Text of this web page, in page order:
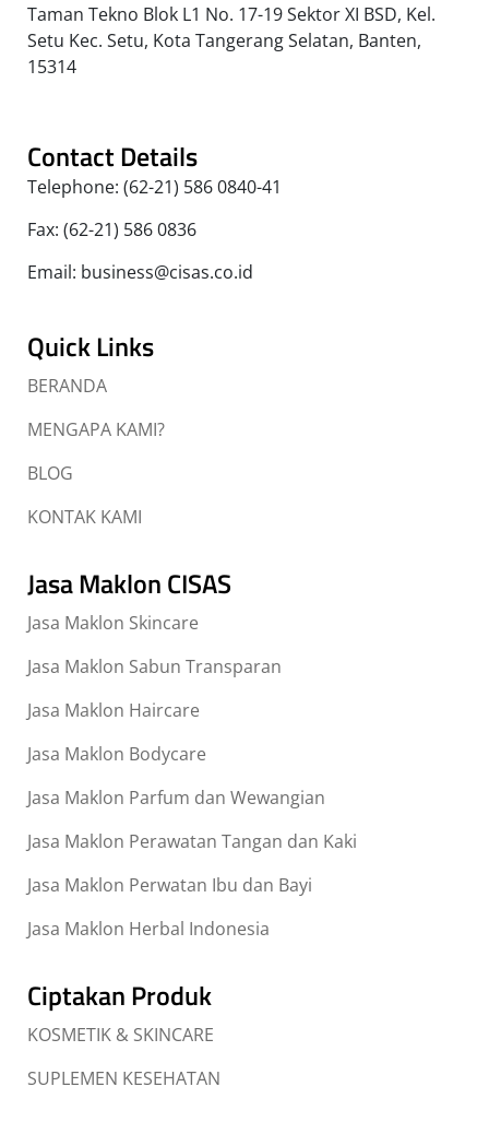
Taman Tekno Blok L1 No. 17-19 Sektor XI BSD, Kel.
Setu Kec. Setu, Kota Tangerang Selatan, Banten,
15314
Contact Details
Telephone: (62-21) 586 0840-41
Fax: (62-21) 586 0836
Email: business@cisas.co.id
Quick Links
BERANDA
MENGAPA KAMI?
BLOG
KONTAK KAMI
Jasa Maklon CISAS
Jasa Maklon Skincare
Jasa Maklon Sabun Transparan
Jasa Maklon Haircare
Jasa Maklon Bodycare
Jasa Maklon Parfum dan Wewangian
Jasa Maklon Perawatan Tangan dan Kaki
Jasa Maklon Perwatan Ibu dan Bayi
Jasa Maklon Herbal Indonesia
Ciptakan Produk
KOSMETIK & SKINCARE
SUPLEMEN KESEHATAN